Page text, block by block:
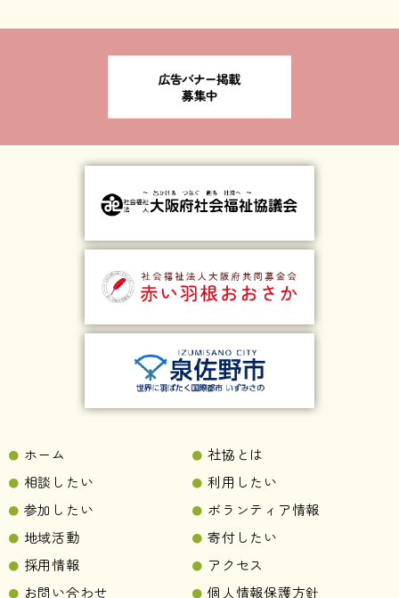
ホーム
社協とは
相談したい
利用したい
参加したい
ボランティア情報
地域活動
寄付したい
採用情報
アクセス
お問い合わせ
個人情報保護方針